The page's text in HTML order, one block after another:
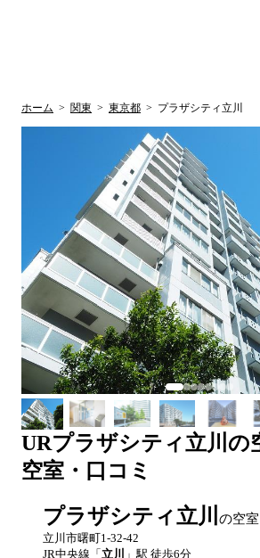
ホーム > 関東 > 東京都 > プラザシティ立川
URプラザシティ立川 の
空室・口コミ
プラザシティ立川 の空
立川市曙町1-32-42
JR中央線 「 立川 」駅 徒歩6分